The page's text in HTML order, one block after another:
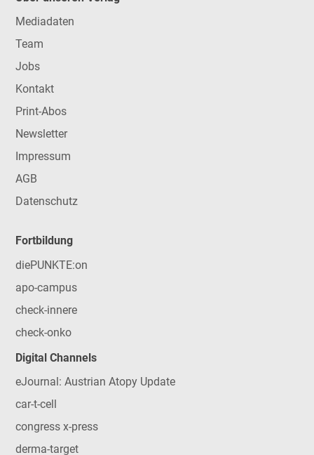
Mediadaten
Team
Jobs
Kontakt
Print-Abos
Newsletter
Impressum
AGB
Datenschutz
Fortbildung
diePUNKTE:on
apo-campus
check-innere
check-onko
Digital Channels
eJournal: Austrian Atopy Update
car-t-cell
congress x-press
derma-target